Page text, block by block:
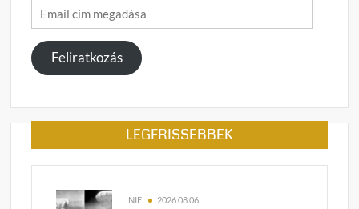
Email
cím
megadása
Feliratkozás
LEGFRISSEBBEK
NIF 2026.08.06.